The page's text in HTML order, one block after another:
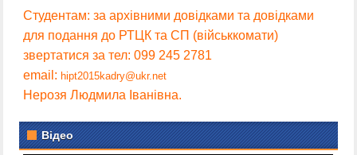
Студентам: за архівними довідками та довідками
для подання до РТЦК та СП (військкомати)
звертатися за тел: 099 245 2781
email:hipt2015kadry@ukr.net
Нерозя Людмила Іванівна.
Відео